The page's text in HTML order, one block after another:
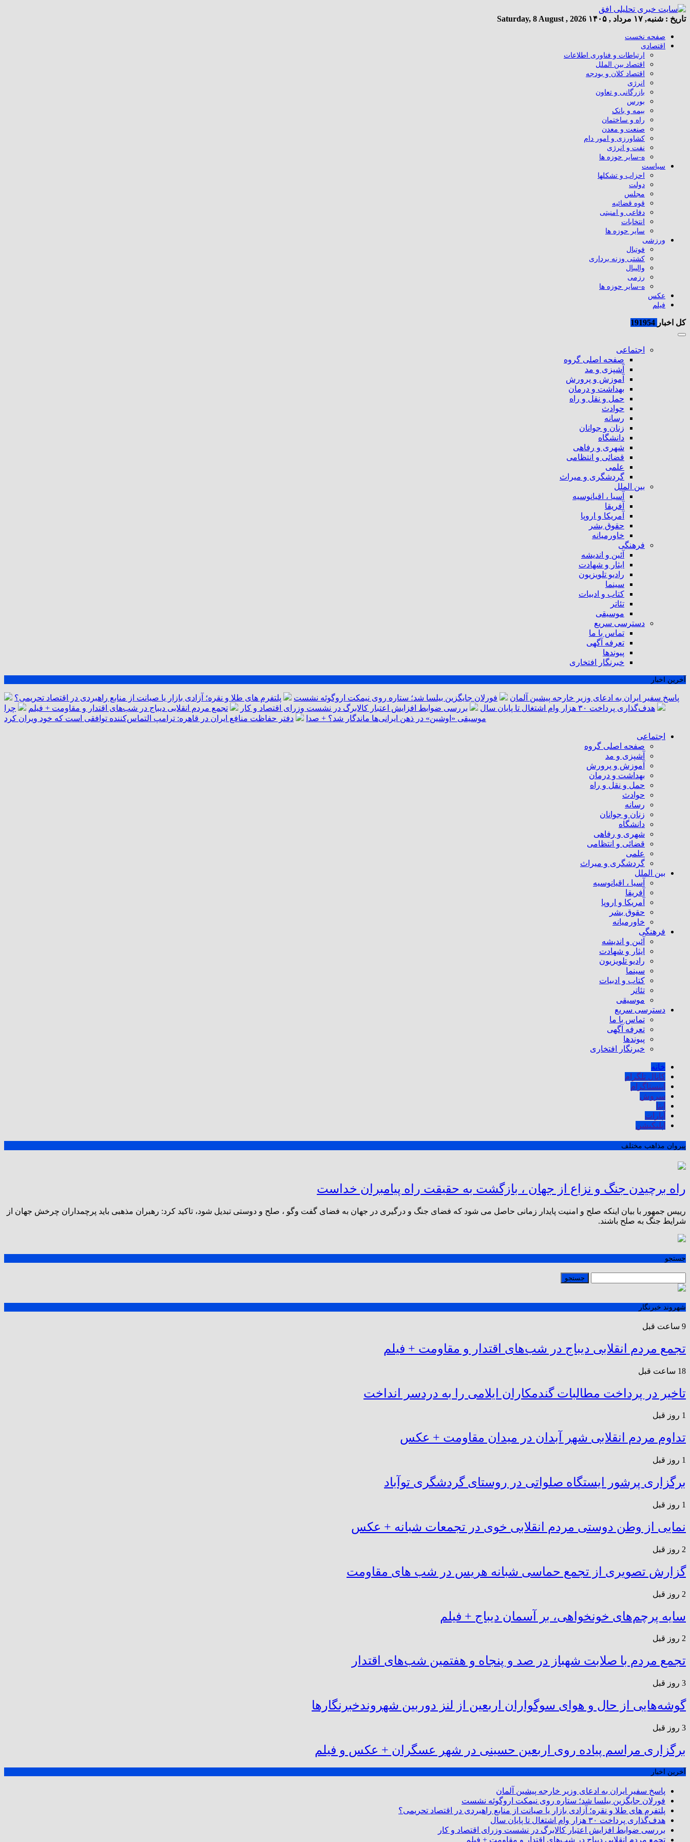
تاریخ : شنبه, ۱۷ مرداد , ۱۴۰۵ Saturday, 8 August , 2026
صفحه نخست
اقتصادی
ارتباطات و فناوری اطلاعات
اقتصاد بین الملل
اقتصاد کلان و بودجه
انرژی
بازرگانی و تعاون
بورس
بیمه و بانک
راه و ساختمان
صنعت و معدن
کشاورزی و امور دام
نفت و انرژی
ه-سایر حوزه ها
سیاست
احزاب و تشکلها
دولت
مجلس
قوه قضائیه
دفاعی و امنیتی
انتخابات
سایر حوزه ها
ورزشی
فوتبال
کشتی وزنه برداری
والیبال
رزمی
ه-سایر حوزه ها
عکس
فیلم
کل اخبار
اجتماعی
صفحه اصلی گروه
آشپزی و مد
آموزش و پرورش
بهداشت و درمان
حمل و نقل و راه
حوادث
رسانه
زنان و جوانان
دانشگاه
شهری و رفاهی
قضائی و انتظامی
علمی
گردشگری و میراث
بین الملل
آسیا ، اقیانوسیه
آفریقا
آمریکا و اروپا
حقوق بشر
خاورمیانه
فرهنگی
آئین و اندیشه
ایثار و شهادت
رادیو تلویزیون
سینما
کتاب و ادبیات
تئاتر
موسیقی
دسترسی سریع
تماس با ما
تعرفه آگهی
پیوندها
خبرنگار افتخاری
آخرین اخبار
پاسخ سفیر ایران به ادعای وزیر خارجه پیشین آلمان فورلان جایگزین بیلسا شد؛ ستاره روی نیمکت اروگوئه نشست
پلتفرم ‌های طلا و نقره؛ آزادی بازار یا صیانت از منابع راهبردی در اقتصاد تحریمی؟
هدف‌گذاری پرداخت ۳۰ هزار وام اشتغال تا پایان سال
بررسی ضوابط افزایش اعتبار کالابرگ در نشست وزرای اقتصاد و کار تجمع مردم انقلابی دیباج در شب‌های اقتدار و مقاومت + فیلم
چرا
موسیقی «اوشین» در ذهن ایرانی‌ها ماندگار شد؟ + صدا
دفتر حفاظت منافع ایران در قاهره: ترامپ التماس‌کننده توافقی است که خود ویران کرد
اجتماعی
صفحه اصلی گروه
آشپزی و مد
آموزش و پرورش
بهداشت و درمان
حمل و نقل و راه
حوادث
رسانه
زنان و جوانان
دانشگاه
شهری و رفاهی
قضائی و انتظامی
علمی
گردشگری و میراث
بین الملل
آسیا ، اقیانوسیه
آفریقا
آمریکا و اروپا
حقوق بشر
خاورمیانه
فرهنگی
آئین و اندیشه
ایثار و شهادت
رادیو تلویزیون
سینما
کتاب و ادبیات
تئاتر
موسیقی
دسترسی سریع
تماس با ما
تعرفه آگهی
پیوندها
خبرنگار افتخاری
خانه
کانال تلگرام
اینستاگرام
سروش
ایتا
آپارات
اپلیکیشن
پيروان مذاهب مختلف
راه برچیدن جنگ و نزاع از جهان ، بازگشت به حقیقت راه پیامبران خداست
رییس جمهور با بیان اینکه صلح و امنیت پایدار زمانی حاصل می شود که فضای جنگ و درگیری در جهان به فضای گفت وگو ، صلح و دوستی تبدیل شود، تاکید کرد:‌ رهبران مذهبی باید پرچمداران چرخش جهان از
شرایط جنگ به صلح باشند.
جستجو
شهروند خبرنگار
9 ساعت قبل
تجمع مردم انقلابی دیباج در شب‌های اقتدار و مقاومت + فیلم
18 ساعت قبل
تاخیر در پرداخت مطالبات گندمکاران ایلامی را به دردسر انداخت
1 روز قبل
تداوم مردم انقلابی شهر آبدان در میدان مقاومت + عکس
1 روز قبل
برگزاری پرشور ایستگاه صلواتی در روستای گردشگری توآباد
1 روز قبل
نمایی از وطن دوستی مردم انقلابی خوی در تجمعات شبانه + عکس
2 روز قبل
گزارش تصویری از تجمع حماسی شبانه هریس در شب های مقاومت
2 روز قبل
سایه پرچم‌های خونخواهی، بر آسمان دیباج + فیلم
2 روز قبل
تجمع مردم با صلابت شهباز در صد و پنجاه و هفتمین شب‌های اقتدار
3 روز قبل
گوشه‌هایی از حال و هوای سوگواران اربعین از لنز دوربین شهروندخبرنگار‌ها
3 روز قبل
برگزاری مراسم پیاده روی اربعین حسینی در شهر عسگران + عکس و فیلم
آخرین اخبار
پاسخ سفیر ایران به ادعای وزیر خارجه پیشین آلمان
فورلان جایگزین بیلسا شد؛ ستاره روی نیمکت اروگوئه نشست
پلتفرم ‌های طلا و نقره؛ آزادی بازار یا صیانت از منابع راهبردی در اقتصاد تحریمی؟
هدف‌گذاری پرداخت ۳۰ هزار وام اشتغال تا پایان سال
بررسی ضوابط افزایش اعتبار کالابرگ در نشست وزرای اقتصاد و کار
تجمع مردم انقلابی دیباج در شب‌های اقتدار و مقاومت + فیلم